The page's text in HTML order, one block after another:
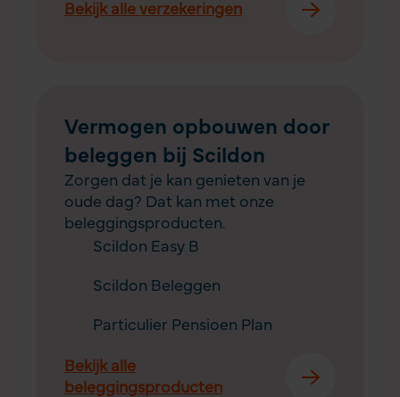
Bekijk alle verzekeringen
Vermogen opbouwen door
beleggen bij Scildon
Zorgen dat je kan genieten van je
oude dag? Dat kan met onze
beleggingsproducten.
Scildon Easy B
Scildon Beleggen
Particulier Pensioen Plan
Bekijk alle
beleggingsproducten